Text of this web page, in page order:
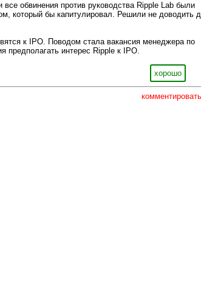
все обвинения против руководства Ripple Lab были
который бы капитулировал. Решили не доводить
к IPO. Поводом стала вакансия менеджера по
предполагать интерес Ripple к IPO.
хорошо
комментировать